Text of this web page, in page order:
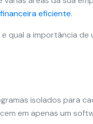
eficiente.
qual a importância de
isolados para
em apenas um